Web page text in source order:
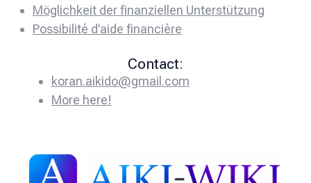
Möglichkeit der finanziellen Unterstützung
Possibilité d’aide financière
Contact:
koran.aikido@gmail.com
More here!